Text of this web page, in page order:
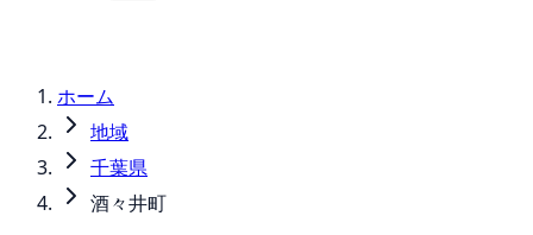
ホーム
地域
千葉県
酒々井町